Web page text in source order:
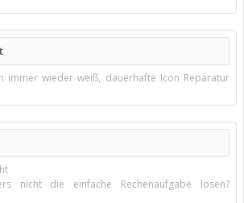
immer wieder weiß, dauerhafte Icon Reparatur
nicht die einfache Rechenaufgabe lösen?